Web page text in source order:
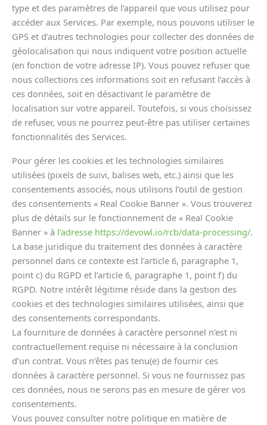
type et des paramètres de l’appareil que vous utilisez pour
accéder aux Services. Par exemple, nous pouvons utiliser le
GPS et d’autres technologies pour collecter des données de
géolocalisation qui nous indiquent votre position actuelle
(en fonction de votre adresse IP). Vous pouvez refuser que
nous collections ces informations soit en refusant l’accès à
ces données, soit en désactivant le paramètre de
localisation sur votre appareil. Toutefois, si vous choisissez
de refuser, vous ne pourrez peut-être pas utiliser certaines
fonctionnalités des Services.
Pour gérer les cookies et les technologies similaires
utilisées (pixels de suivi, balises web, etc.) ainsi que les
consentements associés, nous utilisons l’outil de gestion
des consentements « Real Cookie Banner ». Vous trouverez
plus de détails sur le fonctionnement de « Real Cookie
Banner » à l’adresse https://devowl.io/rcb/data-processing/.
La base juridique du traitement des données à caractère
personnel dans ce contexte est l’article 6, paragraphe 1,
point c) du RGPD et l’article 6, paragraphe 1, point f) du
RGPD. Notre intérêt légitime réside dans la gestion des
cookies et des technologies similaires utilisées, ainsi que
des consentements correspondants.
La fourniture de données à caractère personnel n’est ni
contractuellement requise ni nécessaire à la conclusion
d’un contrat. Vous n’êtes pas tenu(e) de fournir ces
données à caractère personnel. Si vous ne fournissez pas
ces données, nous ne serons pas en mesure de gérer vos
consentements.
Vous pouvez consulter notre politique en matière de